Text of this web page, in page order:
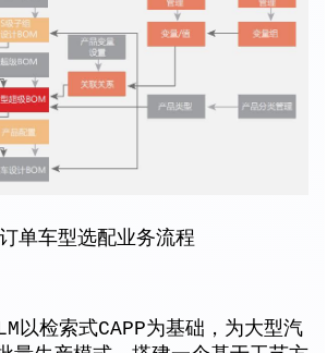
单车型选配业务流程
以检索式CAPP为基础，为大型汽